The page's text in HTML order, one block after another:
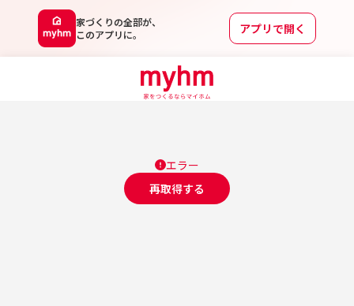
家づくりの全部が、
このアプリに。
アプリで開く
エラー
再取得する